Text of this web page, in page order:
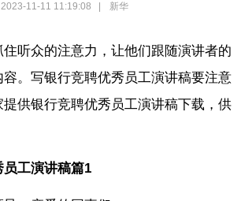
2023-11-11 11:19:08 新华
听众的注意力，让他们跟随演讲者的
。写银行竞聘优秀员工演讲稿要注意
供银行竞聘优秀员工演讲稿下载，供
工演讲稿篇1